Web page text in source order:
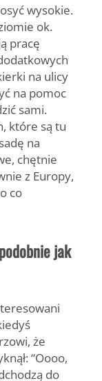
wysokie.
ok.
pracę
na ulicy
na pomoc
sami.
które są tu
na
chętnie
z Europy,
co
jak
że
“Oooo,
do